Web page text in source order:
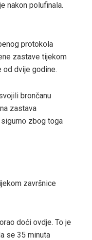
nakon polufinala.
protokola
zastave tijekom
od dvije godine.
brončanu
zastava
zbog toga
završnice
doći ovdje. To je
se 35 minuta